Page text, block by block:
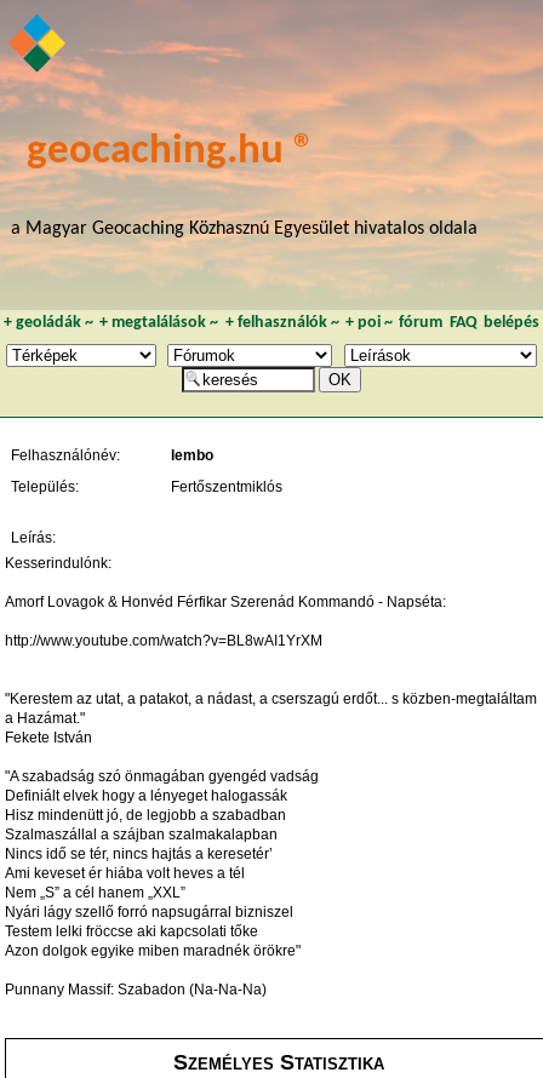
geocaching.hu ®
a Magyar Geocaching Közhasznú Egyesület hivatalos oldala
+ geoládák~ +megtalálások ~ + felhasználók~ + poi~ fórum FAQ belépés
Felhasználónév:
lembo
Település:
Fertőszentmiklós
Leírás:
Kesserindulónk:
Amorf Lovagok & Honvéd Férfikar Szerenád Kommandó - Napséta:
http://www.youtube.com/watch?v=BL8wAI1YrXM
"Kerestem az utat, a patakot, a nádast, a cserszagú erdőt... s közben-megtaláltam
a Hazámat."
Fekete István
"A szabadság szó önmagában gyengéd vadság
Definiált elvek hogy a lényeget halogassák
Hisz mindenütt jó, de legjobb a szabadban
Szalmaszállal a szájban szalmakalapban
Nincs idő se tér, nincs hajtás a keresetér’
Ami keveset ér hiába volt heves a tél
Nem „S” a cél hanem „XXL”
Nyári lágy szellő forró napsugárral bizniszel
Testem lelki fröccse aki kapcsolati tőke
Azon dolgok egyike miben maradnék örökre"
Punnany Massif: Szabadon (Na-Na-Na)
Személyes Statisztika